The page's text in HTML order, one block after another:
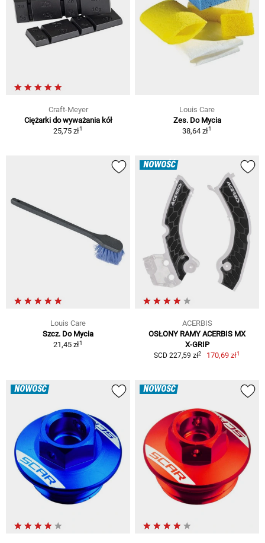
Craft-Meyer
Ciężarki do wyważania kół
25,75 zł1
Louis Care
Zes. Do Mycia
38,64 zł1
Louis Care
Szcz. Do Mycia
21,45 zł1
NOWOŚĆ
ACERBIS
OSŁONY RAMY ACERBIS MX
X-GRIP
SCD 227,59 zł2 170,69 zł1
NOWOŚĆ NOWOŚĆ